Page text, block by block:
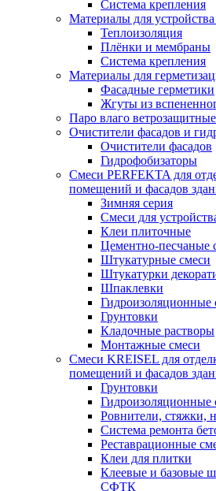
Система крепления
Материалы для устройства
Теплоизоляция
Плёнки и мембраны
Система крепления
Материалы для
Фасадные герметики
Жгуты из
Паро влаго
Очистители фасадов и
Очистители фасадов
Гидрофобизаторы
Смеси PERFEKTA для
помещений и фасадов
Зимняя серия
Смеси для
Клеи плиточные
Цементно-песчаные
Штукатурные смеси
Штукатурки
Шпаклевки
Гидроизоляционные
Грунтовки
Кладочные растворы
Монтажные смеси
Смеси KREISEL для
помещений и фасадов
Грунтовки
Гидроизоляционные
Ровнители, стяжки,
Cистема ремонта
Реставрационные
Клеи для плитки
Клеевые и базовые
СФТК